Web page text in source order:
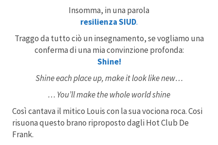
Insomma, in una parola
resilienzaSIUD.
Traggo da tutto ciò un insegnamento, se vogliamo una
conferma di una mia convinzione profonda:
Shine!
Shine each place up, make it look like new…
… You’ll make the whole world shine
Così cantava il mitico Louis con la sua vociona roca. Cosi
risuona questo brano riproposto dagli Hot Club De
Frank.